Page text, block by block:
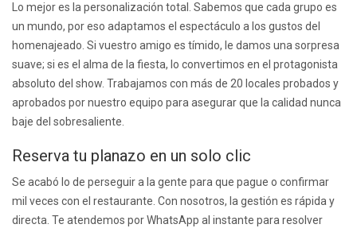
Lo mejor es la personalización total. Sabemos que cada grupo es
un mundo, por eso adaptamos el espectáculo a los gustos del
homenajeado. Si vuestro amigo es tímido, le damos una sorpresa
suave; si es el alma de la fiesta, lo convertimos en el protagonista
absoluto del show. Trabajamos con más de 20 locales probados y
aprobados por nuestro equipo para asegurar que la calidad nunca
baje del sobresaliente.
Reserva tu planazo en un solo clic
Se acabó lo de perseguir a la gente para que pague o confirmar
mil veces con el restaurante. Con nosotros, la gestión es rápida y
directa. Te atendemos por WhatsApp al instante para resolver